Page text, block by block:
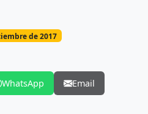
de 2017
WhatsApp Email